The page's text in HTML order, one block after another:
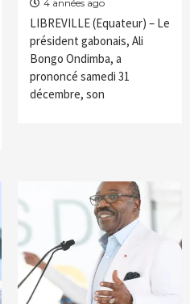
4 années ago
LIBREVILLE (Equateur) – Le
président gabonais, Ali
Bongo Ondimba, a
prononcé samedi 31
décembre, son